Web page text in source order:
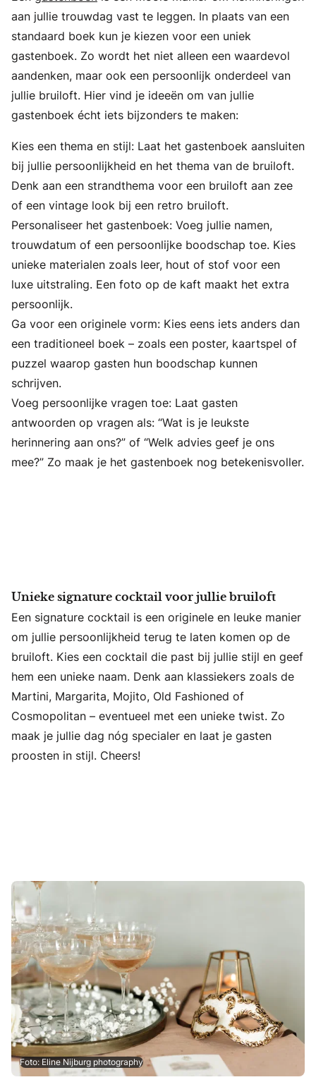
aan jullie trouwdag vast te leggen. In plaats van een
standaard boek kun je kiezen voor een uniek
gastenboek. Zo wordt het niet alleen een waardevol
aandenken, maar ook een persoonlijk onderdeel van
jullie bruiloft. Hier vind je ideeën om van jullie
gastenboek écht iets bijzonders te maken:
Kies een thema en stijl: Laat het gastenboek aansluiten
bij jullie persoonlijkheid en het thema van de bruiloft.
Denk aan een strandthema voor een bruiloft aan zee
of een vintage look bij een retro bruiloft.
Personaliseer het gastenboek: Voeg jullie namen,
trouwdatum of een persoonlijke boodschap toe. Kies
unieke materialen zoals leer, hout of stof voor een
luxe uitstraling. Een foto op de kaft maakt het extra
persoonlijk.
Ga voor een originele vorm: Kies eens iets anders dan
een traditioneel boek – zoals een poster, kaartspel of
puzzel waarop gasten hun boodschap kunnen
schrijven.
Voeg persoonlijke vragen toe: Laat gasten
antwoorden op vragen als: “Wat is je leukste
herinnering aan ons?” of “Welk advies geef je ons
mee?” Zo maak je het gastenboek nog betekenisvoller.
Unieke signature cocktail voor jullie bruiloft
Een signature cocktail is een originele en leuke manier
om jullie persoonlijkheid terug te laten komen op de
bruiloft. Kies een cocktail die past bij jullie stijl en geef
hem een unieke naam. Denk aan klassiekers zoals de
Martini, Margarita, Mojito, Old Fashioned of
Cosmopolitan – eventueel met een unieke twist. Zo
maak je jullie dag nóg specialer en laat je gasten
proosten in stijl. Cheers!
Foto: Eline Nijburg photography